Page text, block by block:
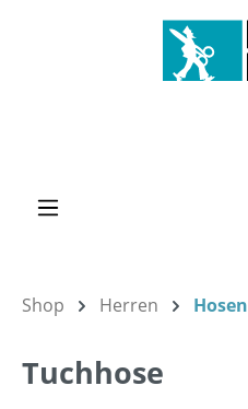
Zum Hauptinhalt springen
Shop Herren Hosen
Tuchhose